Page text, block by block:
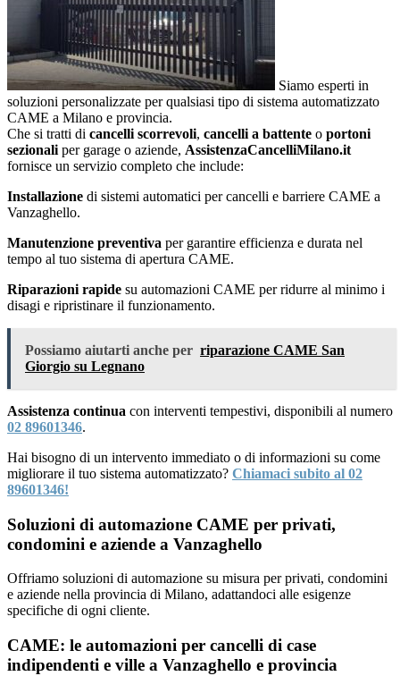
Siamo esperti in
soluzioni personalizzate per qualsiasi tipo di sistema automatizzato
CAME a Milano e provincia.
Che si tratti di cancelli scorrevoli, cancelli a battente o portoni
sezionali per garage o aziende, AssistenzaCancelliMilano.it
fornisce un servizio completo che include:
Installazione di sistemi automatici per cancelli e barriere CAME a
Vanzaghello.
Manutenzione preventiva per garantire efficienza e durata nel
tempo al tuo sistema di apertura CAME.
Riparazioni rapide su automazioni CAME per ridurre al minimo i
disagi e ripristinare il funzionamento.
Possiamo aiutarti anche per riparazione CAME San
Giorgio su Legnano
Assistenza continua con interventi tempestivi, disponibili al numero
02 89601346.
Hai bisogno di un intervento immediato o di informazioni su come
migliorare il tuo sistema automatizzato? Chiamaci subito al 02
89601346!
Soluzioni di automazione CAME per privati,
condomini e aziende a Vanzaghello
Offriamo soluzioni di automazione su misura per privati, condomini
e aziende nella provincia di Milano, adattandoci alle esigenze
specifiche di ogni cliente.
CAME: le automazioni per cancelli di case
indipendenti e ville a Vanzaghello e provincia